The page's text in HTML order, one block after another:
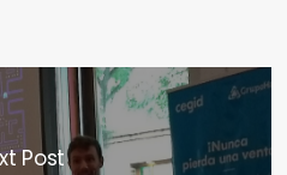
Post